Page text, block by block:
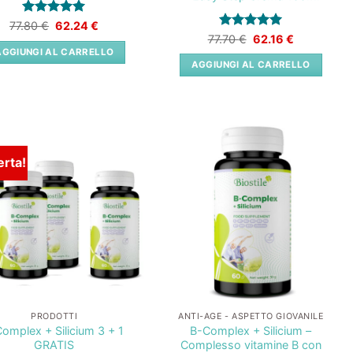
Valutato5
77.80€ Il
originale
era:
62.24€
attuale
è:
AL CARRELLO
Valutato5
77.70€ Il
originale
era:
62.16 €Il
attuale
è:
AGGIUNGI AL CARRELLO
desideri
PRODOTTI
+ Silicium 3 + 1
GRATIS
ANTI-AGE - ASPETTO GIOVANILE
B-Complex + Silicium –
Complesso vitamine B con